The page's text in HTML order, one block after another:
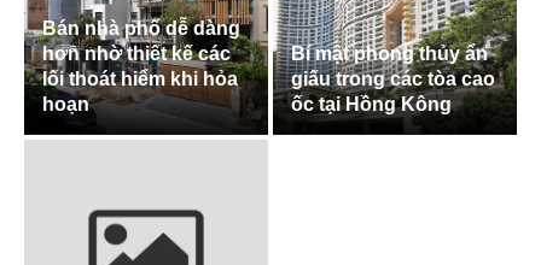
Bán nhà phố dễ dàng
hơn nhờ thiết kế các
lối thoát hiểm khi hỏa
hoạn
Bí mật phong thủy ẩn
giấu trong các tòa cao
ốc tại Hồng Kông